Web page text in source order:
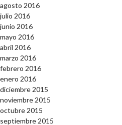
agosto 2016
julio 2016
junio 2016
mayo 2016
abril 2016
marzo 2016
febrero 2016
enero 2016
diciembre 2015
noviembre 2015
octubre 2015
septiembre 2015